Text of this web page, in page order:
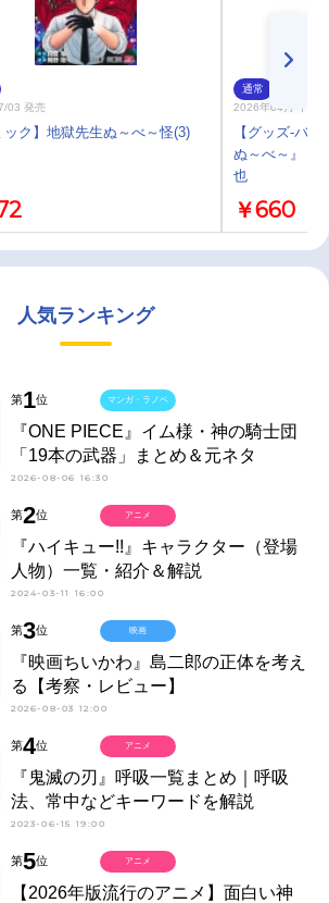
03 発売
ック】地獄先生ぬ～べ～怪(3)
通常
2026年04月 下旬
【グッズ-バ
ぬ～べ～』 ぺ
也
￥660
人気ランキング
第1位
『ONE PIECE』イム様・神の騎士団
「19本の武器」まとめ＆元ネタ
2026-08-06 16:30
マンガ・ラノベ
第2位
『ハイキュー!!』キャラクター（登場
人物）一覧・紹介＆解説
2024-03-11 16:00
アニメ
第3位
『映画ちいかわ』島二郎の正体を考え
る【考察・レビュー】
2026-08-03 12:00
映画
第4位
『鬼滅の刃』呼吸一覧まとめ｜呼吸
法、常中などキーワードを解説
2023-06-15 19:00
アニメ
第5位
【2026年版流行のアニメ】面白い神
アニメ